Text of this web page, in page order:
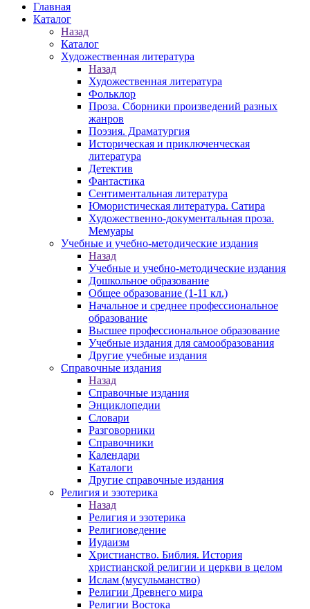
Главная
Каталог
Назад
Каталог
Художественная литература
Назад
Художественная литература
Фольклор
Проза. Сборники произведений разных
жанров
Поэзия. Драматургия
Историческая и приключенческая
литература
Детектив
Фантастика
Сентиментальная литература
Юмористическая литература. Сатира
Художественно-документальная проза.
Мемуары
Учебные и учебно-методические издания
Назад
Учебные и учебно-методические издания
Дошкольное образование
Общее образование (1-11 кл.)
Начальное и среднее профессиональное
образование
Высшее профессиональное образование
Учебные издания для самообразования
Другие учебные издания
Справочные издания
Назад
Справочные издания
Энциклопедии
Словари
Разговорники
Справочники
Календари
Каталоги
Другие справочные издания
Религия и эзотерика
Назад
Религия и эзотерика
Религиоведение
Иудаизм
Христианство. Библия. История
христианской религии и церкви в целом
Ислам (мусульманство)
Религии Древнего мира
Религии Востока